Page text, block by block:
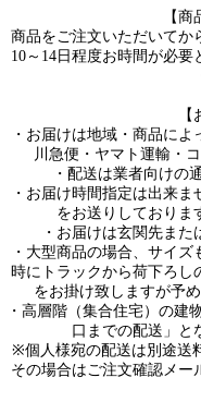
【商
商品をご注文いただいてか
10～14日程度お時間が必
・お届けは地域・商品に
川急便・ヤマト運輸・
・配送は業者向けの
・お届け時間指定は出来
をお送りしておりま
・お届けは玄関先また
・大型商品の場合、サイ
時にトラックから荷下ろし
をお掛け致しますが予
・高層階（集合住宅）の建
口までの配送」と
※個人様宛の配送は別途送
その場合はご注文確認メー